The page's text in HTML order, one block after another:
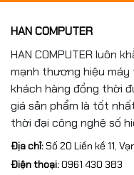
HAN COMPUTER
HAN COMPUTER luôn
mạnh thương hiệu máy
khách hàng đồng thời
giá sản phẩm là tốt
thời đại công nghệ số
Địa chỉ:Số 20 Liền kề 11,
Điện thoại:0961 430 383